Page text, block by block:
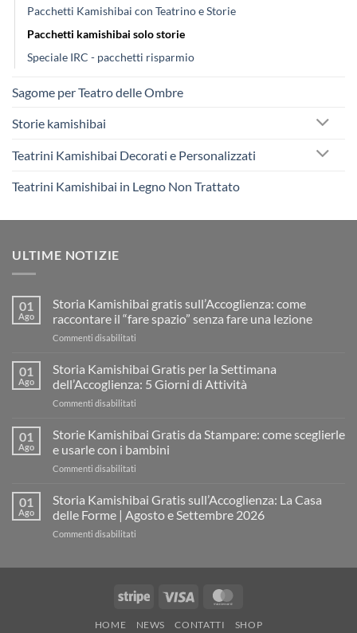
Pacchetti Kamishibai con Teatrino e Storie
Pacchetti kamishibai solo storie
Speciale IRC - pacchetti risparmio
Sagome per Teatro delle Ombre
Storie kamishibai
Teatrini Kamishibai Decorati e Personalizzati
Teatrini Kamishibai in Legno Non Trattato
ULTIME NOTIZIE
01
Ago
Storia Kamishibai gratis sull’Accoglienza: come
raccontare il “fare spazio” senza fare una lezione
Commenti disabilitati
Kamishibai
sull’Accoglienza:
il
“fare
una
lezione
01
Ago
Storia Kamishibai Gratis per la Settimana
dell’Accoglienza: 5 Giorni di Attività
Commenti disabilitati
Kamishibai
per
dell’Accoglienza:
Giorni
01
Ago
Storie Kamishibai Gratis da Stampare: come sceglierle
e usarle con i bambini
Commenti disabilitati
Kamishibai
da
usarle
con
bambini
01
Ago
Storia Kamishibai Gratis sull’Accoglienza: La Casa
delle Forme | Agosto e Settembre 2026
Commenti disabilitati
La
delle
Stripe Visa
HOME NEWS CONTATTI SHOP